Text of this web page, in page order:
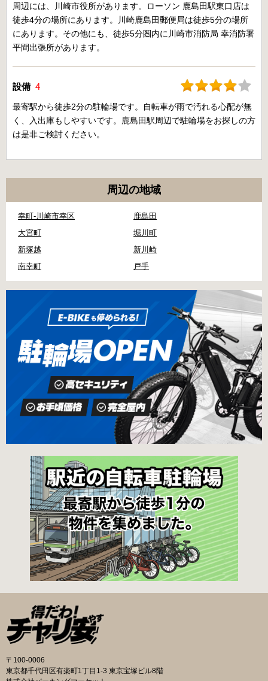
周辺には、川崎市役所があります。ローソン 鹿島田駅東口店は
徒歩4分の場所にあります。川崎鹿島田郵便局は徒歩5分の場所
にあります。その他にも、徒歩5分圏内に川崎市消防局 幸消防署
平間出張所があります。
設備 4
最寄駅から徒歩2分の駐輪場です。自転車が雨で汚れる心配が無
く、入出庫もしやすいです。鹿島田駅周辺で駐輪場をお探しの方
は是非ご検討ください。
周辺の地域
幸町-川崎市幸区
鹿島田
大宮町
堀川町
新塚越
新川崎
南幸町
戸手
〒100-0006
東京都千代田区有楽町1丁目1-3 東京宝塚ビル8階